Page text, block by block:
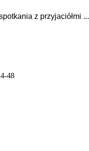
z przyjaciółmi ...
48